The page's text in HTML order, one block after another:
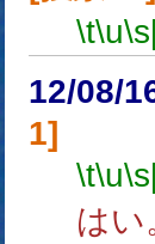
\t\u
12/08/
1]
\t\u
はい